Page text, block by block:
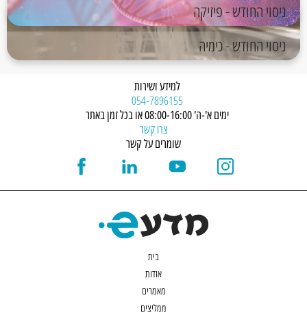
ניסוי החודש - פיזיקה
ניסוי החודש - כימיה
למידע ושירות
054-7896155
ימים א'-ה' 08:00-16:00 או בכל זמן באתר
צרו קשר
שומרים על קשר
בית
אודות
מאמרים
ממליצים